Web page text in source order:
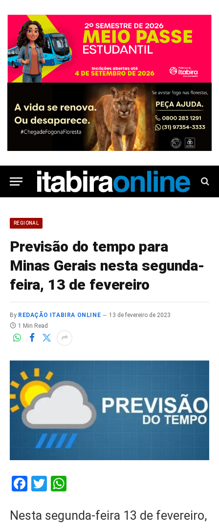
REGIONAL
Previsão do tempo para
Minas Gerais nesta segunda-
feira, 13 de fevereiro
By REDAÇÃO ITABIRA ONLINE
13 de fevereiro de 2023
1 Min Read
Facebook
Twitter
Nesta segunda-feira 13 de fevereiro,